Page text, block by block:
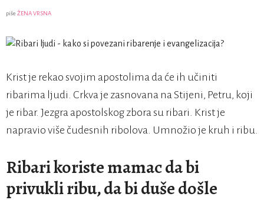
piše ŽENA VRSNA
Krist je rekao svojim apostolima da će ih učiniti
ribarima ljudi. Crkva je zasnovana na Stijeni, Petru, koji
je ribar. Jezgra apostolskog zbora su ribari. Krist je
napravio više čudesnih ribolova. Umnožio je kruh i ribu.
Ribari koriste mamac da bi
privukli ribu, da bi duše došle